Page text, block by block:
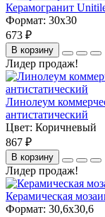
Керамогранит
Формат: 30x30
673 ₽
В корзину
Лидер продаж!
Линолеум
антистатический
Цвет: Коричневый
867 ₽
В корзину
Лидер продаж!
Керамическая
Формат: 30,6x30,6